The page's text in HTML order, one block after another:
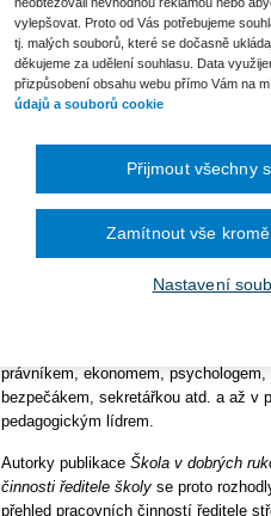
Formát Smarteca
ISBN 978-80-7676-
Ředitel školy v současné době
sám nebo je může delegovat.
Strategie vzdělávací politiky
ovlivňuje jako zásadní dokument
právníkem, ekonomem,
bezpečákem, sekretářkou atd. a až v
pedagogickým lídrem.
Autorky publikaceŠkola v dobrých
činnosti ředitele školyse proto
přehled pracovních činností ředitele
vylepšovat. Proto od Vás potřebujeme
tj. malých souborů, které se dočasně
děkujeme za udělení souhlasu. Data
přizpůsobení obsahu webu přímo Vám na
údajů a souborů cookie
Nastavení
Zamítnout vše
Přijmout všechny